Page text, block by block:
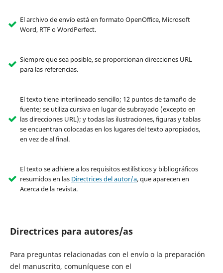
El archivo de envío está en formato OpenOffice, Microsoft
Word, RTF o WordPerfect.
Siempre que sea posible, se proporcionan direcciones URL
para las referencias.
El texto tiene interlineado sencillo; 12 puntos de tamaño de
fuente; se utiliza cursiva en lugar de subrayado (excepto en
las direcciones URL); y todas las ilustraciones, figuras y tablas
se encuentran colocadas en los lugares del texto apropiados,
en vez de al final.
El texto se adhiere a los requisitos estilísticos y bibliográficos
resumidos en las Directrices del autor/a, que aparecen en
Acerca de la revista.
Directrices para autores/as
Para preguntas relacionadas con el envío o la preparación
del manuscrito, comuníquese con el